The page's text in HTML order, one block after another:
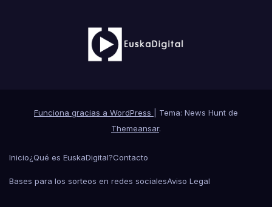
Funciona gracias a WordPress
Tema: News Hunt de
Themeansar.
Inicio¿Qué es EuskaDigital?Contacto
Bases para los sorteos en redes socialesAviso Legal